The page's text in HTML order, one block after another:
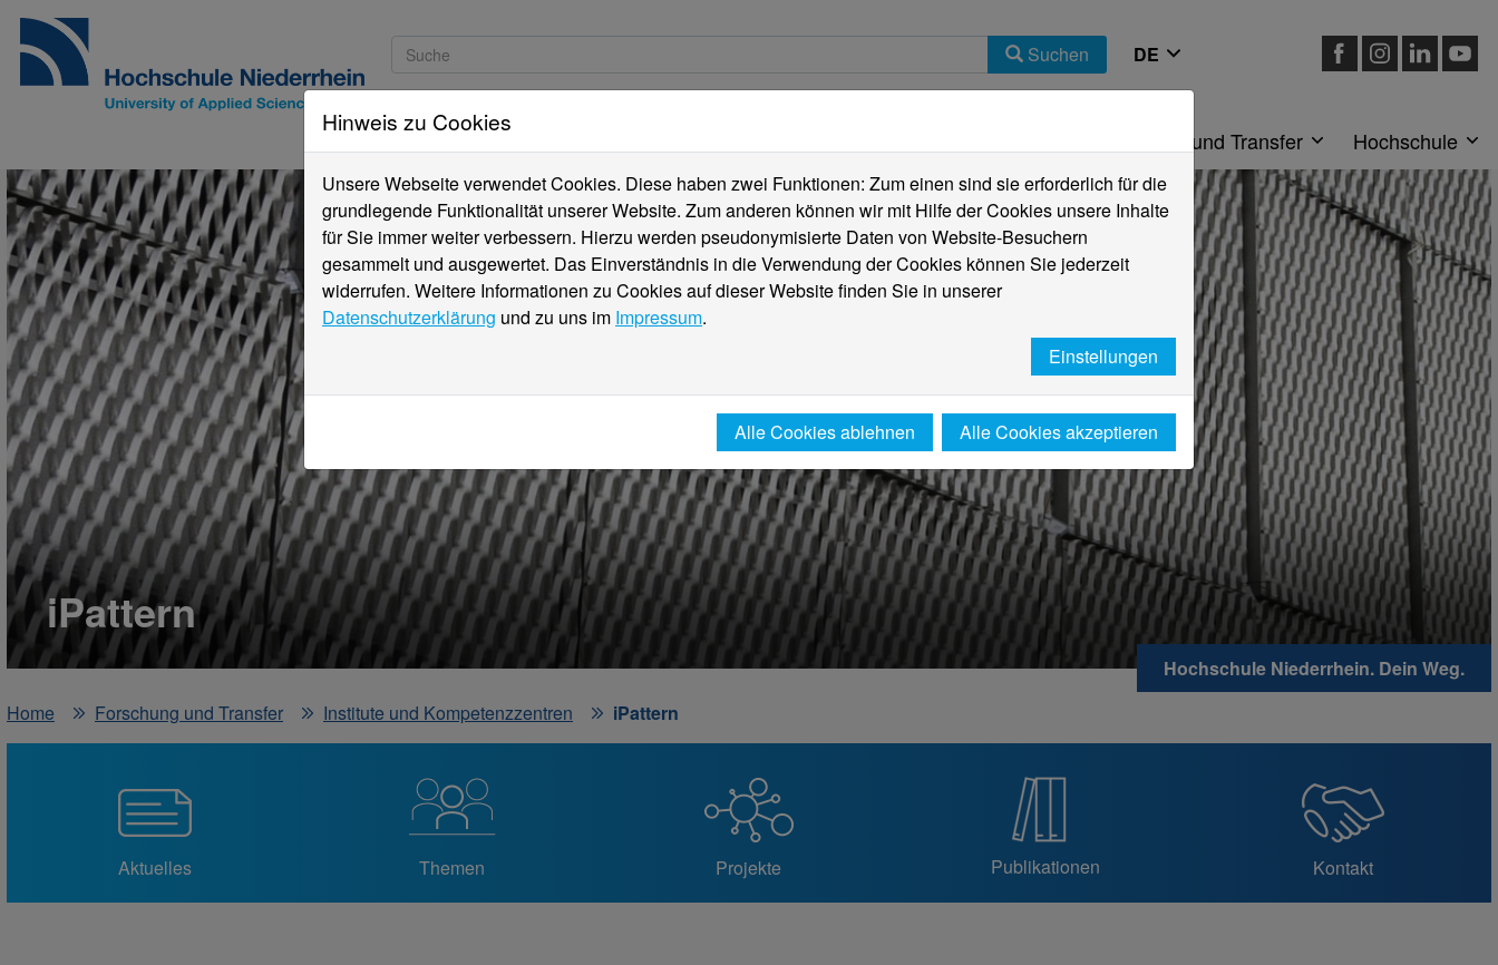
Suchen
Studieninteressierte Forschung und Transfer Hochschule
iPattern
Hochschule Niederrhein. Dein Weg.
Home
Forschung und Transfer Institute und Kompetenzzentren iPattern
Aktuelles Themen Projekte Publikationen Kontakt
Hinweis zu Cookies
Unsere Webseite verwendet Cookies. Diese haben zwei Funktionen: Zum einen sind sie erforderlich für die
grundlegende Funktionalität unserer Website. Zum anderen können wir mit Hilfe der Cookies unsere Inhalte
für Sie immer weiter verbessern. Hierzu werden pseudonymisierte Daten von Website-Besuchern
gesammelt und ausgewertet. Das Einverständnis in die Verwendung der Cookies können Sie jederzeit
widerrufen. Weitere Informationen zu Cookies auf dieser Website finden Sie in unserer
Datenschutzerklärung und zu uns im Impressum.
Einstellungen
Alle Cookies ablehnen Alle Cookies akzeptieren